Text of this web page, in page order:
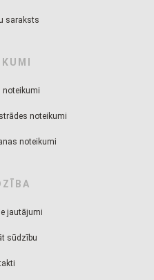
saraksts
noteikumi
noteikumi
noteikumi
jautājumi
sūdzību